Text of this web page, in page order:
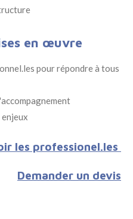
en œuvre
pour répondre à tous
les professionel.les
Demander un devis